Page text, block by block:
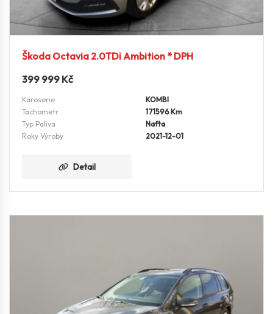
Škoda Octavia 2.0TDi Ambition * DPH
399 999 Kč
Karoserie
KOMBI
Tachometr
171596 Km
Typ Paliva
Nafta
Roky Výroby
2021-12-01
Detail